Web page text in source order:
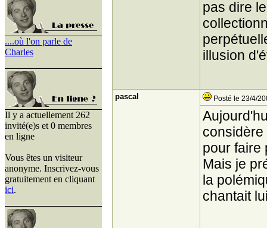
....où l'on parle de
Charles
Il y a actuellement 262
invité(e)s et 0 membres
en ligne
Vous êtes un visiteur
anonyme. Inscrivez-vous
gratuitement en cliquant
ici.
pas dire
illusion
pascal Posté le 23/4/
pour faire
Mais je
la
chantait